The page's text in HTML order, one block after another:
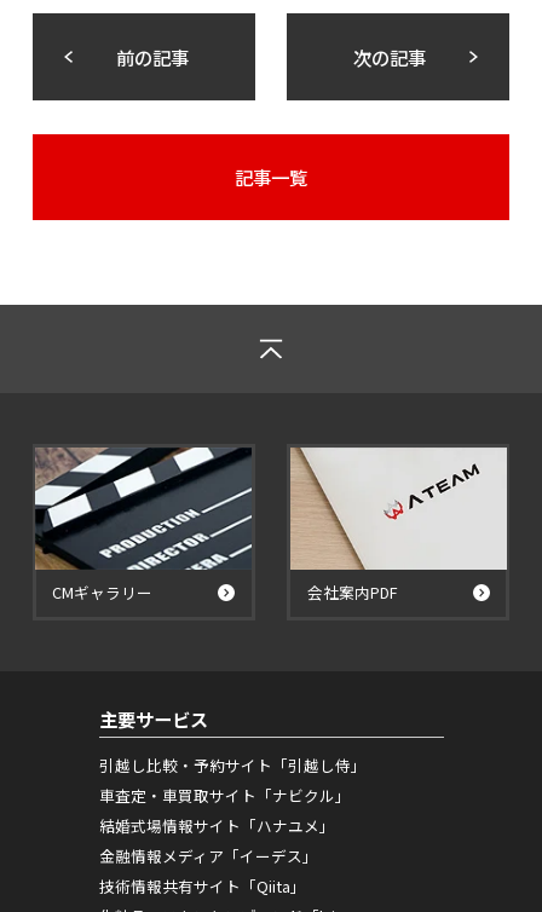
前の記事 次の記事
記事一覧
CMギャラリー 会社案内PDF
主要サービス
引越し比較・予約サイト「引越し侍」
車査定・車買取サイト「ナビクル」
結婚式場情報サイト「ハナユメ」
金融情報メディア「イーデス」
技術情報共有サイト「Qiita」